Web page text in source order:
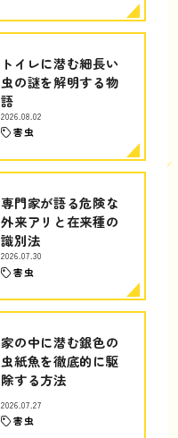
トイレに潜む細長い
虫の謎を解明する物
語
2026.08.02
害虫
専門家が語る危険な
外来アリと在来種の
識別法
2026.07.30
害虫
家の中に潜む銀色の
虫紙魚を徹底的に駆
除する方法
2026.07.27
害虫